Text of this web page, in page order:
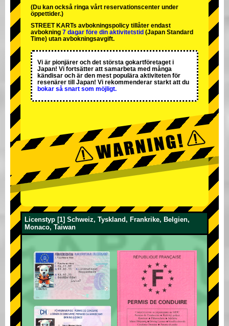
(Du kan också ringa vårt reservationscenter under
öppettider.)
STREET KARTs avbokningspolicy tillåter endast
avbokning 7 dagar före din aktivitetstid (Japan Standard
Time) utan avbokningsavgift.
Vi är pionjärer och det största gokartföretaget i
Japan! Vi fortsätter att samarbeta med många
kändisar och är den mest populära aktiviteten för
resenärer till Japan! Vi rekommenderar starkt att du
bokar så snart som möjligt.
Licenstyp [1] Schweiz, Tyskland, Frankrike, Belgien,
Monaco, Taiwan